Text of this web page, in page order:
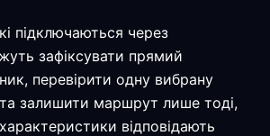
підключаються через
зафіксувати прямий
перевірити одну вибрану
та залишити маршрут лише тоді,
відповідають